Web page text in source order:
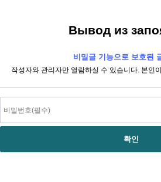
Вывод из
비밀글 기능으로 보호된
작성자와 관리자만 열람하실 수 있습니다. 본인